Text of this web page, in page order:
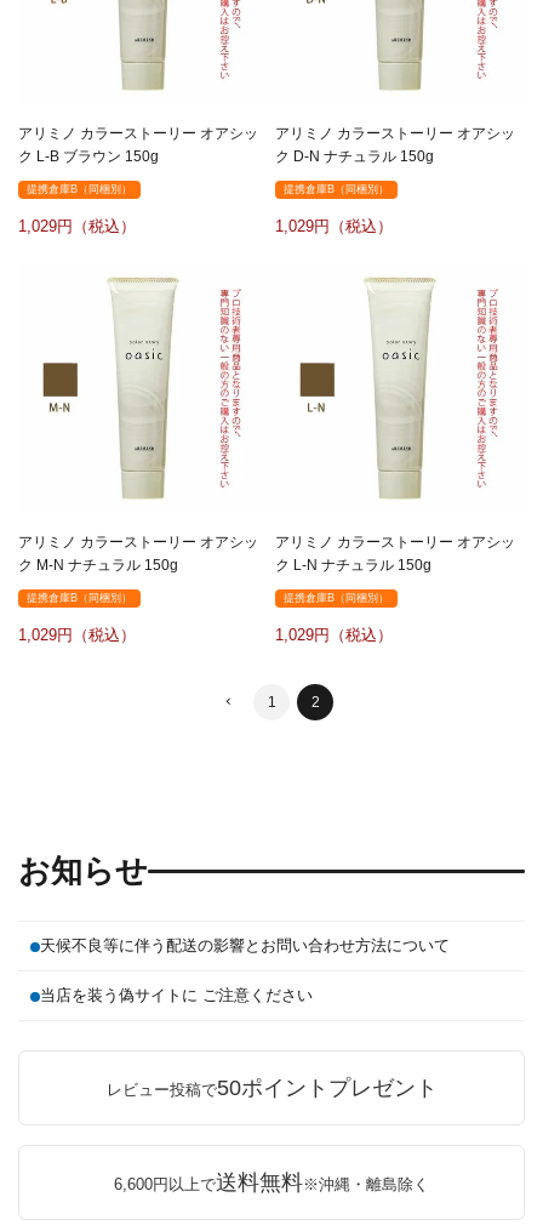
アリミノ カラーストーリー オアシッ
ク L-B ブラウン 150g
提携倉庫B（同梱別）
1,029
アリミノ カラーストーリー オアシッ
ク D-N ナチュラル 150g
提携倉庫B（同梱別）
1,029
アリミノ カラーストーリー オアシッ
ク M-N ナチュラル 150g
提携倉庫B（同梱別）
1,029
アリミノ カラーストーリー オアシッ
ク L-N ナチュラル 150g
提携倉庫B（同梱別）
1,029
1 2
お知らせ
天候不良等に伴う配送の影響とお問い合わせ方法について
当店を装う偽サイトに ご注意ください
レビュー投稿で50ポイントプレゼント
6,600円以上で送料無料※沖縄・離島除く